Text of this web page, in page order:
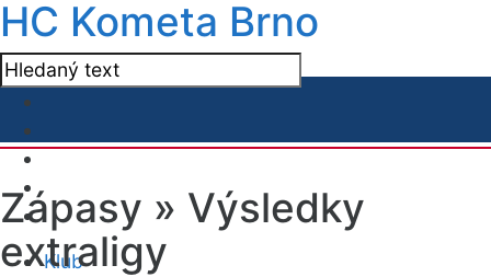
HC Kometa Brno
Klub
Zápasy » Výsledky
extraligy